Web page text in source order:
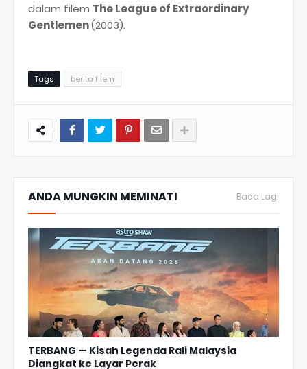
dalam filem The League of Extraordinary
Gentlemen(2003).
Tags berita filem
ANDA MUNGKIN MEMINATI Baca Lagi
TERBANG — Kisah Legenda Rali Malaysia
Diangkat ke Layar Perak